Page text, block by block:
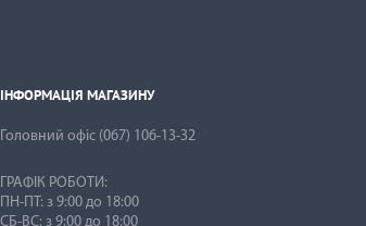
ІНФОРМАЦІЯ МАГАЗИНУ
Головний офіс (067) 106-13-32
ГРАФІК РОБОТИ:
ПН-ПТ: з 9:00 до 18:00
СБ-ВС: з 9:00 до 18:00
ІНФОРМАЦІЯ МАГАЗИНУ